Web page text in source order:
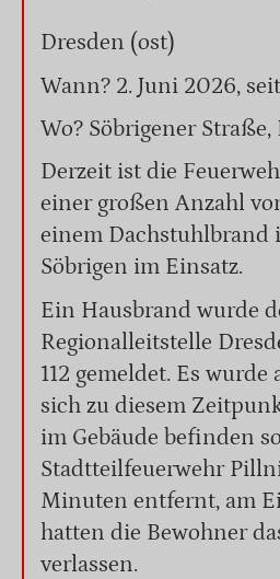
Dresden (ost)
Wann? 2. Juni 2026,
Wo? Söbrigener
Derzeit ist die
einer großen Anzahl
einem Dachstuhlbrand
Söbrigen im Einsatz.
Ein Hausbrand wurde
Regionalleitstelle
112 gemeldet. Es wurde
sich zu diesem
im Gebäude befinden
Stadtteilfeuerwehr
Minuten entfernt, am
hatten die Bewohner
verlassen.